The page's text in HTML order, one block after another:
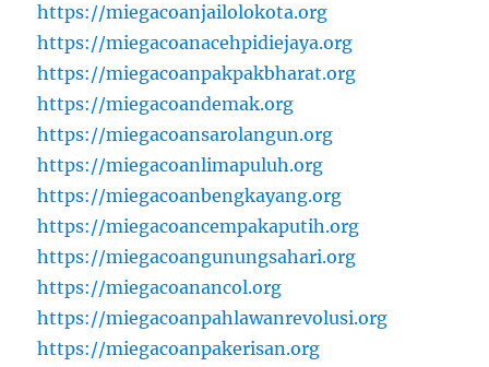
https://miegacoanjailolokota.org
https://miegacoanacehpidiejaya.org
https://miegacoanpakpakbharat.org
https://miegacoandemak.org
https://miegacoansarolangun.org
https://miegacoanlimapuluh.org
https://miegacoanbengkayang.org
https://miegacoancempakaputih.org
https://miegacoangunungsahari.org
https://miegacoanancol.org
https://miegacoanpahlawanrevolusi.org
https://miegacoanpakerisan.org